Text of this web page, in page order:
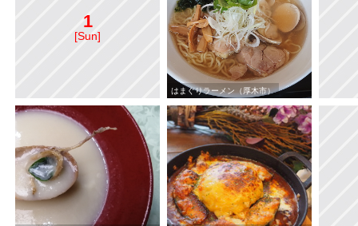
1
[Sun]
はまぐりラーメン（厚木市）